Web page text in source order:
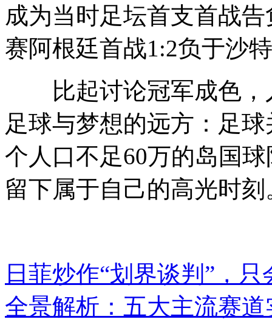
成为当时足坛首支首战
赛阿根廷首战1:2负于沙
比起讨论冠军成色，
足球与梦想的远方：足
个人口不足60万的岛国
留下属于自己的高光时刻
日菲炒作“划界谈判”，
全景解析：五大主流赛